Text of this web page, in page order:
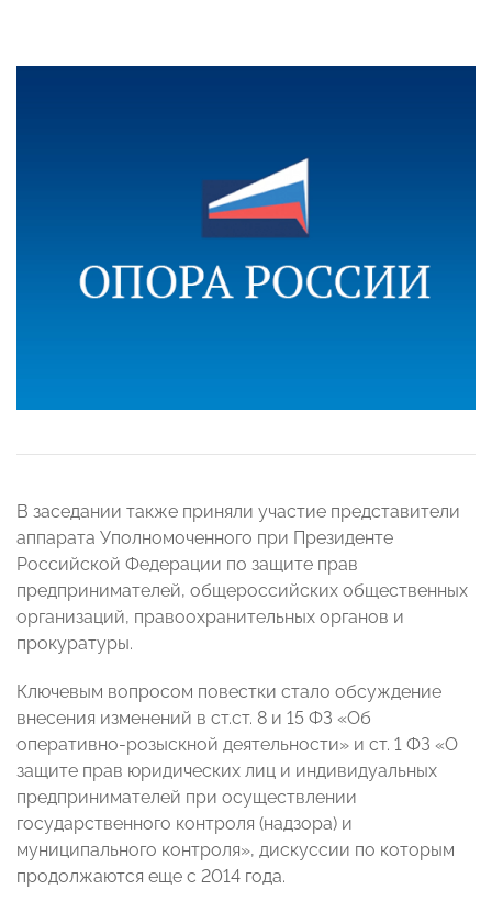
В заседании также приняли участие представители
аппарата Уполномоченного при Президенте
Российской Федерации по защите прав
предпринимателей, общероссийских общественных
организаций, правоохранительных органов и
прокуратуры.
Ключевым вопросом повестки стало обсуждение
внесения изменений в ст.ст. 8 и 15 ФЗ «Об
оперативно-розыскной деятельности» и ст. 1 ФЗ «О
защите прав юридических лиц и индивидуальных
предпринимателей при осуществлении
государственного контроля (надзора) и
муниципального контроля», дискуссии по которым
продолжаются еще с 2014 года.